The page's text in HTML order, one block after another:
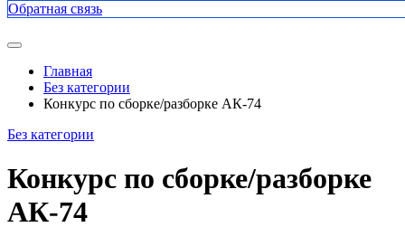
Обратная связь
Главная
Без категории
Конкурс по сборке/разборке АК-74
Без категории
Конкурс по сборке/разборке
АК-74